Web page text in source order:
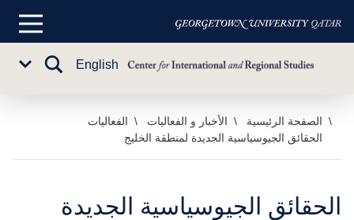
تخطي
المحتوى
القائمة
English
تبديل
الصفحة الرئيسية الأخبار و الفعاليات
الفعاليات
الحقائق الجيوسياسية الجديدة لمنطقة الخليج
الحقائق الجيوسياسية الجديدة